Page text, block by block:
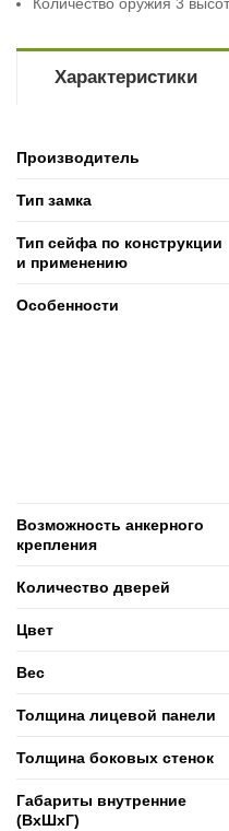
Количество оружия 3
Характеристики
Производитель
Тип замка
Тип сейфа по конструкции
и применению
Особенности
Возможность анкерного
крепления
Количество дверей
Цвет
Вес
Толщина лицевой панели
Толщина боковых стенок
Габариты внутренние
(ВxШxГ)